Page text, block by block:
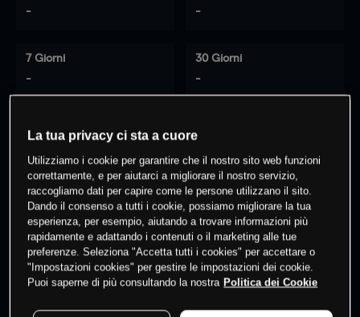
- -
7 Giorni
-
30 Giorni
-
% dei clienti hanno posizioni
questo prodotto
Fai trading
La tua privacy ci sta a cuore
Utilizziamo i cookie per garantire che il nostro sito web funzioni
correttamente, e per aiutarci a migliorare il nostro servizio,
raccogliamo dati per capire come le persone utilizzano il sito.
Dando il consenso a tutti i cookie, possiamo migliorare la tua
esperienza, per esempio, aiutando a trovare informazioni più
rapidamente e adattando i contenuti o il marketing alle tue
preferenze. Seleziona "Accetta tutti i cookies" per accettare o
"Impostazioni cookies" per gestire le impostazioni dei cookie.
Puoi saperne di più consultando la nostra Politica dei Cookie